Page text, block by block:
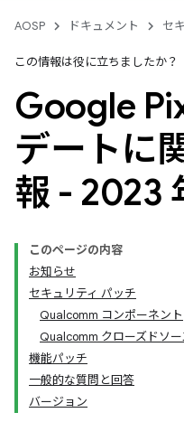
AOSP ドキュメント セ
この情報は役に立ちましたか？
Google
デートに
報 - 2023
このページの内容
お知らせ
セキュリティ パッチ
Qualcomm コンポーネント
Qualcomm クローズドソ
機能パッチ
一般的な質問と回答
バージョン